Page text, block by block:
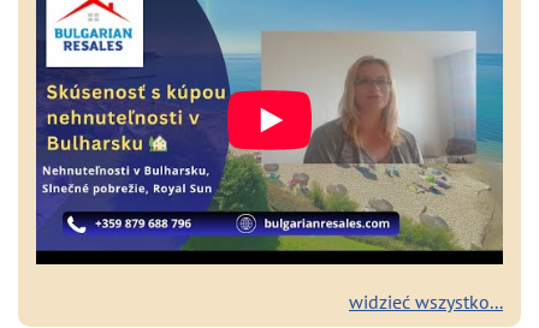
widzieć wszystko...